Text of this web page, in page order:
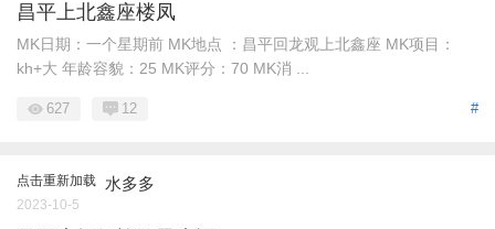
昌平上北鑫座楼凤
MK日期：一个星期前 MK地点 ：昌平回龙观上北鑫座 MK项目：
kh+大 年龄容貌：25 MK评分：70 MK消 ...
#
627 12
点击重新加载 水多多
2023-10-5